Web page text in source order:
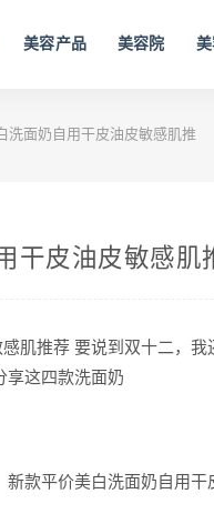
美容产品 美容院 美
洗面奶自用干皮油皮敏感肌推
干皮油皮敏感肌
肌推荐 要说到双十二，
享这四款洗面奶